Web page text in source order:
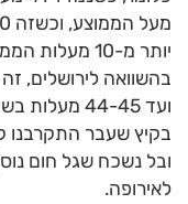
יותר מ-10 מעלות הממוצע.
ועד 44-45 מעלות בשיא.
בקיץ שעבר התקרבנו
ובל נשכח שגל חום
לאירופה.